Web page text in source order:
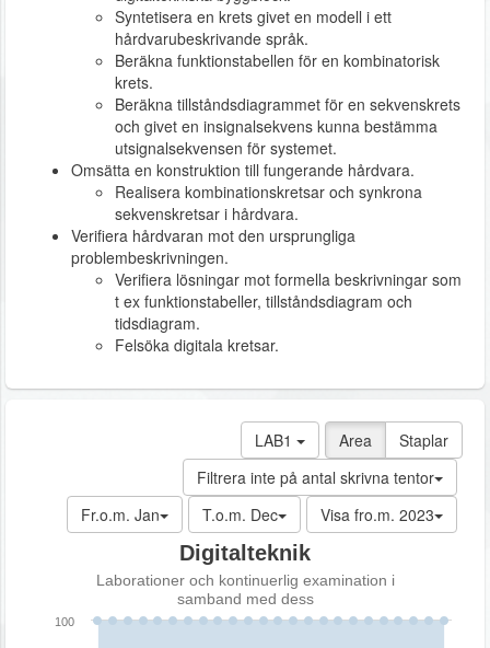
Syntetisera en krets givet en modell i ett
hårdvarubeskrivande språk.
Beräkna funktionstabellen för en kombinatorisk
krets.
Beräkna tillståndsdiagrammet för en sekvenskrets
och givet en insignalsekvens kunna bestämma
utsignalsekvensen för systemet.
Omsätta en konstruktion till fungerande hårdvara.
Realisera kombinationskretsar och synkrona
sekvenskretsar i hårdvara.
Verifiera hårdvaran mot den ursprungliga
problembeskrivningen.
Verifiera lösningar mot formella beskrivningar som
t ex funktionstabeller, tillståndsdiagram och
tidsdiagram.
Felsöka digitala kretsar.
Area Staplar
LAB1
Filtrera inte på antal skrivna tentor
Visa fro.m. 2023
T.o.m. Dec
Fr.o.m. Jan
Digitalteknik
Laborationer och kontinuerlig examination i
samband med dess
100